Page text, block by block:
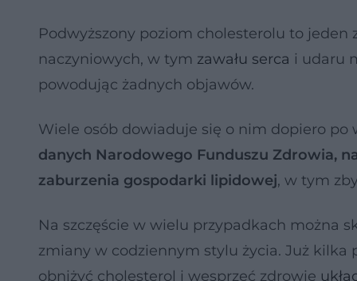
Podwyższony poziom cholesterolu to jeden
naczyniowych, w tym zawału serca i udaru
powodując żadnych objawów.
Wiele osób dowiaduje się o nim dopiero
danych Narodowego Funduszu Zdrowia,
zaburzenia gospodarki lipidowej, w tym
Na szczęście w wielu przypadkach można
zmiany w codziennym stylu życia. Już
obniżyć cholesterol i wesprzeć zdrowie